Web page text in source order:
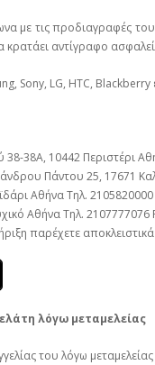
με τις προδιαγραφές
αντίγραφο
Sony, LG, HTC, Blackberry
38-38Α, 10442 Περιστέρι
Πάντου 25, 17671
Αθήνα Τηλ.
Αθήνα Τηλ.
παρέχετε
λόγω μεταμελείας
του λόγω